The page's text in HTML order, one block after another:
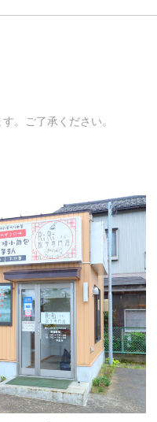
。ご了承ください。